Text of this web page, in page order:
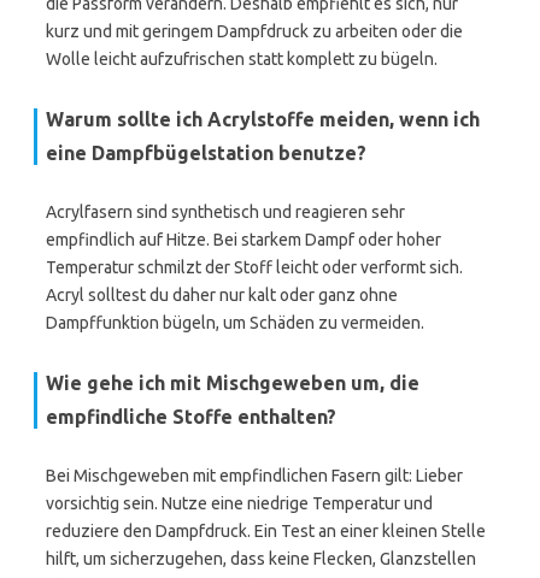
kurz und mit geringem Dampfdruck zu arbeiten oder die
Wolle leicht aufzufrischen statt komplett zu bügeln.
Warum sollte ich Acrylstoffe meiden, wenn ich
eine Dampfbügelstation benutze?
Acrylfasern sind synthetisch und reagieren sehr
empfindlich auf Hitze. Bei starkem Dampf oder hoher
Temperatur schmilzt der Stoff leicht oder verformt sich.
Acryl solltest du daher nur kalt oder ganz ohne
Dampffunktion bügeln, um Schäden zu vermeiden.
Wie gehe ich mit Mischgeweben um, die
empfindliche Stoffe enthalten?
Bei Mischgeweben mit empfindlichen Fasern gilt: Lieber
vorsichtig sein. Nutze eine niedrige Temperatur und
reduziere den Dampfdruck. Ein Test an einer kleinen Stelle
hilft, um sicherzugehen, dass keine Flecken, Glanzstellen